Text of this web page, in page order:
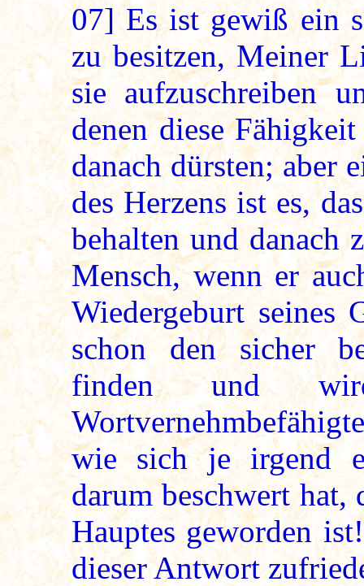
07] Es ist gewiß ein
zu besitzen, Meiner
sie aufzuschreiben
denen diese
danach dürsten; aber
des Herzens ist es,
behalten und danach
Mensch, wenn er
Wiedergeburt seines
schon den sicher
finden und
wie sich je irgend
darum beschwert hat,
Hauptes geworden
dieser Antwort